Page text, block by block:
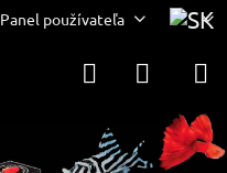
Panel používateľa